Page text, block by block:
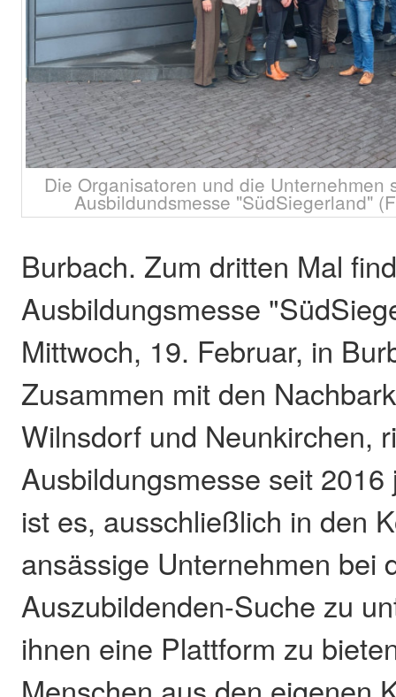
Die Organisatoren und die Unternehmen
Ausbildundsmesse "SüdSiegerland"
Burbach. Zum dritten Mal
Ausbildungsmesse
Mittwoch, 19. Februar, in
Zusammen mit den
Wilnsdorf und Neunkirchen,
Ausbildungsmesse seit
ist es, ausschließlich in den
ansässige Unternehmen bei
Auszubildenden-Suche zu
ihnen eine Plattform zu